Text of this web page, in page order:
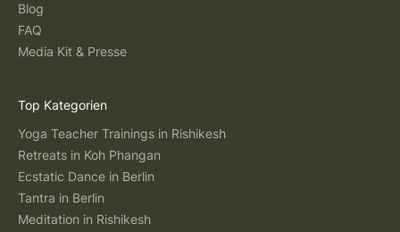
Blog
FAQ
Media Kit & Presse
Top Kategorien
Yoga Teacher Trainings in Rishikesh
Retreats in Koh Phangan
Ecstatic Dance in Berlin
Tantra in Berlin
Meditation in Rishikesh